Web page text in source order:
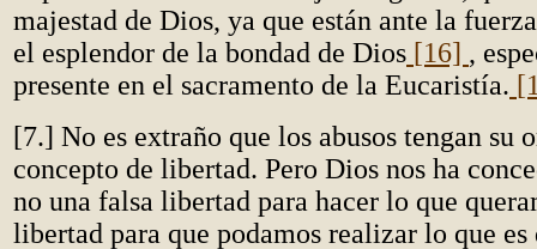
majestad de Dios, ya que están ante la
el esplendor de la bondad de Dios [16] ,
presente en el sacramento de la Eucaristía.
[7.] No es extraño que los abusos tengan su
concepto de libertad. Pero Dios nos ha
no una falsa libertad para hacer lo que
libertad para que podamos realizar lo que